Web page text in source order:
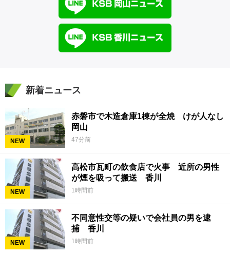
新着ニュース
NEW
赤磐市で木造倉庫1棟が全焼 けが人なし
岡山
47分前
NEW
高松市瓦町の飲食店で火事 近所の男性
が煙を吸って搬送 香川
1時間前
NEW
不同意性交等の疑いで会社員の男を逮
捕 香川
1時間前